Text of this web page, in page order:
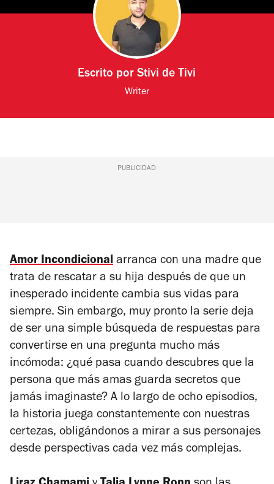
Escrito porStivi de Tivi
Writer
PUBLICIDAD
Amor Incondicional arranca con una madre que
trata de rescatar a su hija después de que un
inesperado incidente cambia sus vidas para
siempre. Sin embargo, muy pronto la serie deja
de ser una simple búsqueda de respuestas para
convertirse en una pregunta mucho más
incómoda: ¿qué pasa cuando descubres que la
persona que más amas guarda secretos que
jamás imaginaste? A lo largo de ocho episodios,
la historia juega constantemente con nuestras
certezas, obligándonos a mirar a sus personajes
desde perspectivas cada vez más complejas.